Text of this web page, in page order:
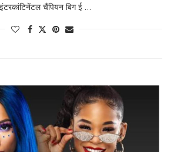
चैंपियन बिग ई …